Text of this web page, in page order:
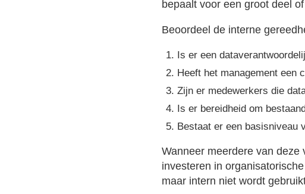
bepaalt voor een groot deel
Beoordeel de interne
Is er een
Heeft het management een
Zijn er medewerkers die
Is er bereidheid om
Bestaat er een basisniveau
Wanneer meerdere van deze
investeren in
maar intern niet wordt